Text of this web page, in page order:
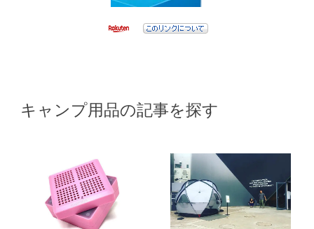
キャンプ用品の記事を探す